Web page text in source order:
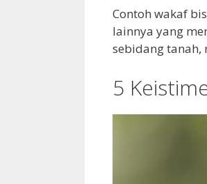
Contoh wakaf
lainnya yang
sebidang
5